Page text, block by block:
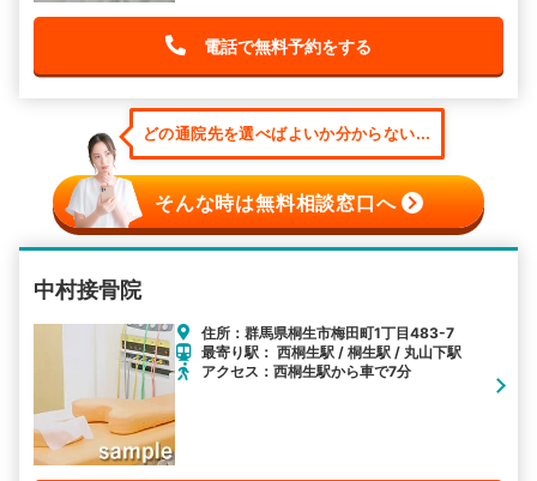
電話で無料予約をする
どの通院先を選べばよいか分からない...
そんな時は無料相談窓口へ
中村接骨院
住所：群馬県桐生市梅田町1丁目483-7
最寄り駅： 西桐生駅 / 桐生駅 / 丸山下駅
アクセス：西桐生駅から車で7分